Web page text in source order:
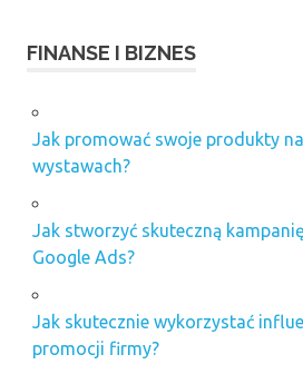
FINANSE I BIZNES
Jak promować swoje produkty
wystawach?
Jak stworzyć skuteczną
Google Ads?
Jak skutecznie wykorzystać
promocji firmy?